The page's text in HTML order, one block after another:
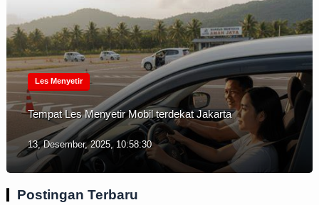
Les Menyetir
Tempat Les Menyetir Mobil terdekat Jakarta
13, Desember, 2025, 10:58:30
Postingan Terbaru